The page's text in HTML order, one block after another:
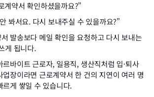
계약서 확인하셨을까요?”
봐서요. 다시 보내주실 수 있을까요?”
발송보다 메일 확인을 요청하고 다시 보내는
게 됩니다.
바이트 근로자, 일용직, 생산직처럼 입·퇴사
업장이라면 근로계약서 한 건의 지연이 여러 명
르게 쌓일 수 있습니다.